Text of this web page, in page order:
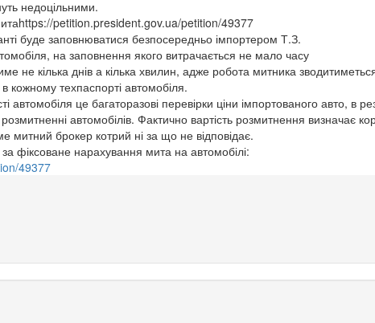
недоцільними.
petition.president.gov.ua/petition/49377
буде заповнюватися безпосередньо імпортером Т.З.
на заповнення якого витрачається не мало часу
не кілька днів а кілька хвилин, адже робота митника
кожному техпаспорті автомобіля.
автомобіля це багаторазові перевірки ціни імпортованого авто, в
автомобілів. Фактично вартість розмитнення визначає
митний брокер котрий ні за що не відповідає.
фіксоване нарахування мита на автомобілі:
49377